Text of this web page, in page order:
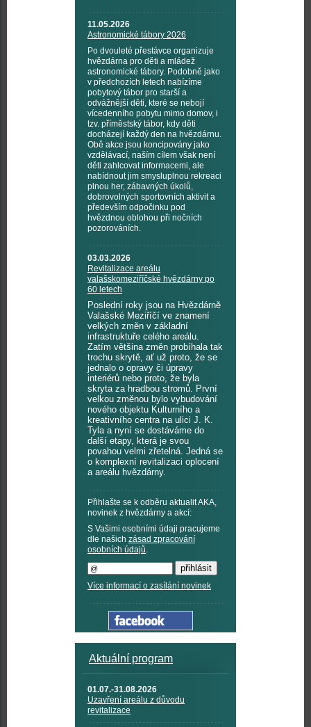
11.05.2026
Astronomické tábory 2026
Po dvouleté přestávce organizuje
hvězdárna pro děti a mládež
astronomické tábory. Podobně jako
v předchozích letech nabízíme
pobytový tábor pro starší a
odvážnější děti, které se nebojí
vícedenního pobytu mimo domov, i
tzv. příměstský tábor, kdy děti
docházejí každý den na hvězdárnu.
Obě akce jsou koncipovány jako
vzdělávací, naším cílem však není
děti zahlcovat informacemi, ale
nabídnout jim smysluplnou rekreaci
plnou her, zábavných úkolů,
dobrovolných sportovních aktivit a
především odpočinku pod
hvězdnou oblohou při nočních
pozorováních.
03.03.2026
Revitalizace areálu
valašskomeziříčské hvězdárny po
60 letech
Poslední roky jsou na Hvězdárně
Valašské Meziříčí ve znamení
velkých změn v základní
infrastruktuře celého areálu.
Zatím většina změn probíhala tak
trochu skrytě, ať už proto, že se
jednalo o opravy či úpravy
interiérů nebo proto, že byla
skryta za hradbou stromů. První
velkou změnou bylo vybudování
nového objektu Kulturního a
kreativního centra na ulici J. K.
Tyla a nyní se dostáváme do
další etapy, která je svou
povahou velmi zřetelná. Jedná se
o komplexní revitalizaci oplocení
a areálu hvězdárny.
Přihlašte se k odběru aktualit AKA,
novinek z hvězdárny a akcí:
S Vašimi osobními údaji pracujeme
dle našich zásad zpracování
osobních údajů.
Více informací o zasílání novinek
Aktuální program
01.07.-31.08.2026
Uzavření areálu z důvodu
revitalizace